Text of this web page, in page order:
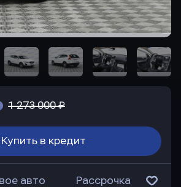
1 273 000 ₽
Купить в кредит
авто Рассрочка